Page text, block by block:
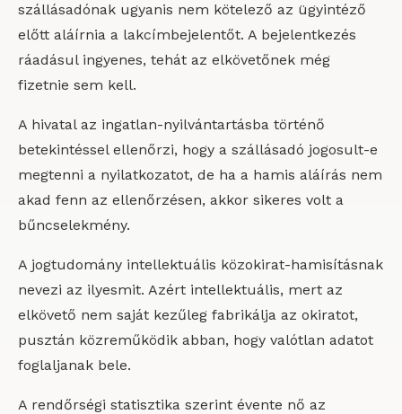
szállásadónak ugyanis nem kötelező az ügyintéző
előtt aláírnia a lakcímbejelentőt. A bejelentkezés
ráadásul ingyenes, tehát az elkövetőnek még
fizetnie sem kell.
A hivatal az ingatlan-nyilvántartásba történő
betekintéssel ellenőrzi, hogy a szállásadó jogosult-e
megtenni a nyilatkozatot, de ha a hamis aláírás nem
akad fenn az ellenőrzésen, akkor sikeres volt a
bűncselekmény.
A jogtudomány intellektuális közokirat-hamisításnak
nevezi az ilyesmit. Azért intellektuális, mert az
elkövető nem saját kezűleg fabrikálja az okiratot,
pusztán közreműködik abban, hogy valótlan adatot
foglaljanak bele.
A rendőrségi statisztika szerint évente nő az